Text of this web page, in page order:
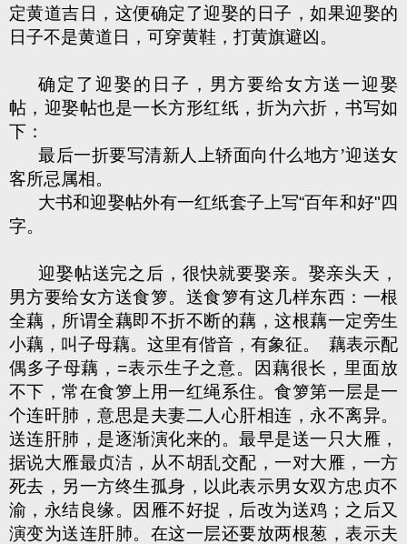
定黄道吉日，这便确定了迎娶的日子，如果迎娶的
日子不是黄道日，可穿黄鞋，打黄旗避凶。
确定了迎娶的日子，男方要给女方送一迎娶
帖，迎娶帖也是一长方形红纸，折为六折，书写如
下：
最后一折要写清新人上轿面向什么地方’迎送女
客所忌属相。
大书和迎娶帖外有一红纸套子上写“百年和好"四
字。
迎娶帖送完之后，很快就要娶亲。娶亲头天，
男方要给女方送食箩。送食箩有这几样东西：一根
全藕，所谓全藕即不折不断的藕，这根藕一定旁生
小藕，叫子母藕。这里有偕音，有象征。 藕表示配
偶多子母藕，=表示生子之意。因藕很长，里面放
不下，常在食箩上用一红绳系住。食箩第一层是一
个连旰肺，意思是夫妻二人心肝相连，永不离异。
送连肝肺，是逐渐演化来的。最早是送一只大雁，
据说大雁最贞洁，从不胡乱交配，一对大雁，一方
死去，另一方终生孤身，以此表示男女双方忠贞不
渝，永结良缘。因雁不好捉，后改为送鸡；之后又
演变为送连肝肺。在这一层还要放两根葱，表示夫